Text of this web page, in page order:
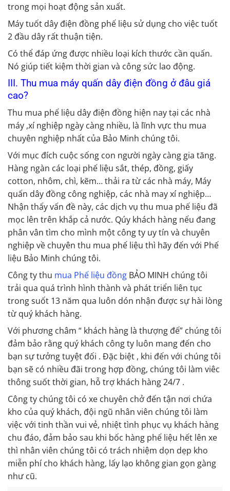
trong mọi hoạt động sản xuất.
Máy tuốt dây điện đồng phế liệu sử dụng cho việc tuốt
2 đầu dây rất thuận tiện.
Có thể đáp ứng được nhiều loại kích thước cần quấn.
Nó giúp tiết kiệm thời gian và công sức lao động.
III. Thu mua máy quấn dây điện đồng ở đâu giá
cao?
Thu mua phế liệu dây điện đồng hiện nay tại các nhà
máy ,xí nghiệp ngày càng nhiều, là lĩnh vực thu mua
chuyên nghiệp nhất của Bảo Minh chúng tôi.
Với mục đích cuộc sống con người ngày càng gia tăng.
Hàng ngàn các loại phế liệu sắt, thép, đồng, giấy
cotton, nhôm, chì, kẽm… thải ra từ các nhà máy, Máy
quấn dây đồng công nghiệp, các nhà may xí nghiệp…
Nhận thấy vấn đề này, các dịch vụ thu mua phế liệu đã
mọc lên trên khắp cả nước. Qúy khách hàng nếu đang
phân vân tìm cho mình một công ty uy tín và chuyên
nghiệp về chuyên thu mua phế liệu thì hãy đến với Phế
liệu Bảo Minh chúng tôi.
Công ty thu mua Phế liệu đồng BẢO MINH chúng tôi
trải qua quá trình hình thành và phát triển liên tục
trong suốt 13 năm qua luôn dón nhận được sự hài lòng
từ quý khách hàng.
Với phương châm “ khách hàng là thượng đế” chúng tôi
đảm bảo rằng quý khách công ty luôn mang đến cho
bạn sự tưởng tuyệt đối . Đặc biệt , khi đến với chúng tôi
bạn sẽ có nhiều đãi trong hợp đồng, chúng tôi làm viêc
thông suốt thời gian, hỗ trợ khách hàng 24/7 .
Công ty chúng tôi có xe chuyên chở đến tận nơi chứa
kho của quý khách, đội ngũ nhân viên chúng tôi làm
việc với tinh thần vui vẻ, nhiệt tình phục vụ khách hàng
chu đáo, đảm bảo sau khi bốc hàng phế liệu hết lên xe
thì nhân viên chúng tôi có trách nhiệm dọn dẹp kho
miễn phí cho khách hàng, lấy lạo không gian gọn gàng
như cũ.